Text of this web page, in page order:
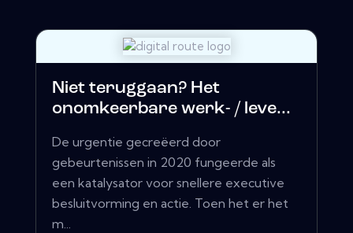
Niet teruggaan? Het
onomkeerbare werk- / leve...
De urgentie gecreëerd door
gebeurtenissen in 2020 fungeerde als
een katalysator voor snellere executive
besluitvorming en actie. Toen het er het
m...